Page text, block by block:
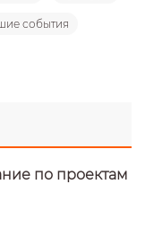
события
по проектам